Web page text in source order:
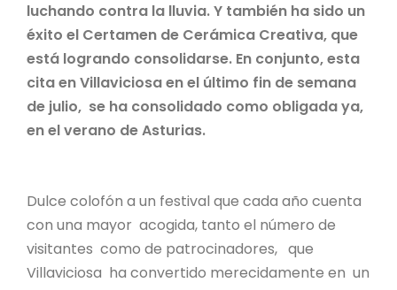
luchando contra la lluvia. Y también ha sido un
éxito el Certamen de Cerámica Creativa, que
está logrando consolidarse. En conjunto, esta
cita en Villaviciosa en el último fin de semana
de julio, se ha consolidado como obligada ya,
en el verano de Asturias.
Dulce colofón a un festival que cada año cuenta
con una mayor acogida, tanto el número de
visitantes como de patrocinadores, que
Villaviciosa ha convertido merecidamente en un